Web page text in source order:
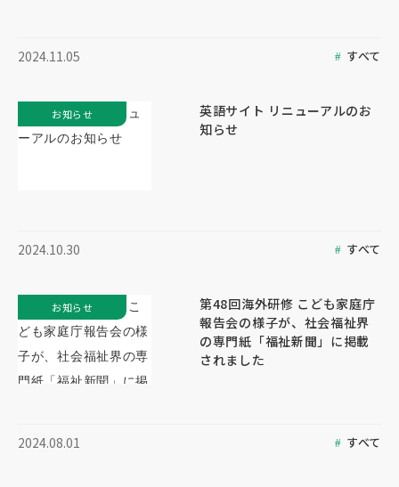
2024.11.05 すべて
英語サイト リニューアルのお
知らせ
2024.10.30 すべて
お知らせ
第48回海外研修 こども家庭庁
報告会の様子が、社会福祉界
の専門紙「福祉新聞」に掲載
されました
2024.08.01 すべて
お知らせ